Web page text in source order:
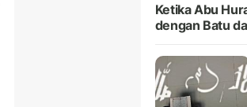
Ketika Abu
dengan Batu